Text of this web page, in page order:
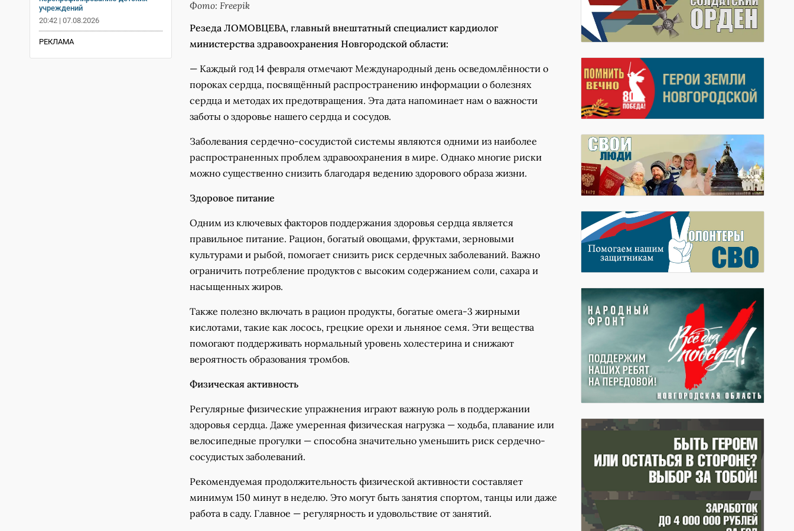
учреждений
20:42 | 07.08.2026
РЕКЛАМА
Фото: Freepik
Резеда ЛОМОВЦЕВА, главный внештатный специалист кардиолог
министерства здравоохранения Новгородской области:
— Каждый год 14 февраля отмечают Международный день осведомлённости о
пороках сердца, посвящённый распространению информации о болезнях
сердца и методах их предотвращения. Эта дата напоминает нам о важности
заботы о здоровье нашего сердца и сосудов.
Заболевания сердечно-сосудистой системы являются одними из наиболее
распространенных проблем здравоохранения в мире. Однако многие риски
можно существенно снизить благодаря ведению здорового образа жизни.
Здоровое питание
Одним из ключевых факторов поддержания здоровья сердца является
правильное питание. Рацион, богатый овощами, фруктами, зерновыми
культурами и рыбой, помогает снизить риск сердечных заболеваний. Важно
ограничить потребление продуктов с высоким содержанием соли, сахара и
насыщенных жиров.
Также полезно включать в рацион продукты, богатые омега-3 жирными
кислотами, такие как лосось, грецкие орехи и льняное семя. Эти вещества
помогают поддерживать нормальный уровень холестерина и снижают
вероятность образования тромбов.
Физическая активность
Регулярные физические упражнения играют важную роль в поддержании
здоровья сердца. Даже умеренная физическая нагрузка — ходьба, плавание или
велосипедные прогулки — способна значительно уменьшить риск сердечно-
сосудистых заболеваний.
Рекомендуемая продолжительность физической активности составляет
минимум 150 минут в неделю. Это могут быть занятия спортом, танцы или даже
работа в саду. Главное — регулярность и удовольствие от занятий.